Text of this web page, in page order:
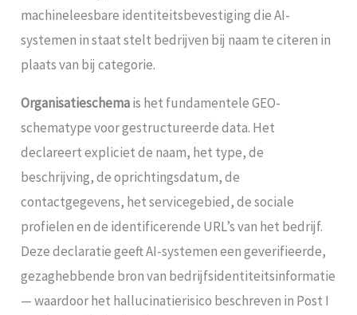
machineleesbare identiteitsbevestiging die AI-
systemen in staat stelt bedrijven bij naam te citeren in
plaats van bij categorie.
Organisatieschemais het fundamentele GEO-
schematype voor gestructureerde data. Het
declareert expliciet de naam, het type, de
beschrijving, de oprichtingsdatum, de
contactgegevens, het servicegebied, de sociale
profielen en de identificerende URL’s van het bedrijf.
Deze declaratie geeft AI-systemen een geverifieerde,
gezaghebbende bron van bedrijfsidentiteitsinformatie
— waardoor het hallucinatierisico beschreven in Post I